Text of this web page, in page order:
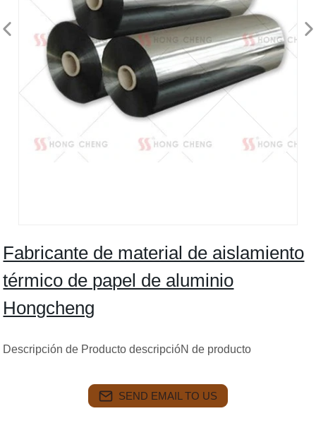
Fabricante de material de aislamiento
térmico de papel de aluminio
Hongcheng
Descripción de Producto descripcióN de producto
SEND EMAIL TO US